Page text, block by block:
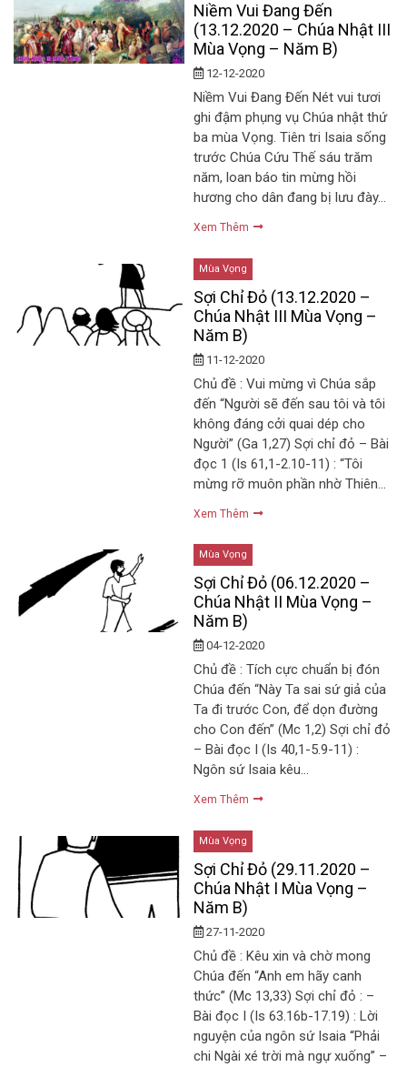
Niềm Vui Đang Đến
(13.12.2020 – Chúa Nhật III
Mùa Vọng – Năm B)
12-12-2020
Niềm Vui Đang Đến Nét vui tươi
ghi đậm phụng vụ Chúa nhật thứ
ba mùa Vọng. Tiên tri Isaia sống
trước Chúa Cứu Thế sáu trăm
năm, loan báo tin mừng hồi
hương cho dân đang bị lưu đày…
Xem Thêm
Mùa Vọng
Sợi Chỉ Đỏ (13.12.2020 –
Chúa Nhật III Mùa Vọng –
Năm B)
11-12-2020
Chủ đề : Vui mừng vì Chúa sắp
đến “Người sẽ đến sau tôi và tôi
không đáng cởi quai dép cho
Người” (Ga 1,27) Sợi chỉ đỏ – Bài
đọc 1 (Is 61,1-2.10-11) : “Tôi
mừng rỡ muôn phần nhờ Thiên…
Xem Thêm
Mùa Vọng
Sợi Chỉ Đỏ (06.12.2020 –
Chúa Nhật II Mùa Vọng –
Năm B)
04-12-2020
Chủ đề : Tích cực chuẩn bị đón
Chúa đến “Này Ta sai sứ giả của
Ta đi trước Con, để dọn đường
cho Con đến” (Mc 1,2) Sợi chỉ đỏ
– Bài đọc I (Is 40,1-5.9-11) :
Ngôn sứ Isaia kêu…
Xem Thêm
Mùa Vọng
Sợi Chỉ Đỏ (29.11.2020 –
Chúa Nhật I Mùa Vọng –
Năm B)
27-11-2020
Chủ đề : Kêu xin và chờ mong
Chúa đến “Anh em hãy canh
thức” (Mc 13,33) Sợi chỉ đỏ : –
Bài đọc I (Is 63.16b-17.19) : Lời
nguyện của ngôn sứ Isaia “Phải
chi Ngài xé trời mà ngự xuống” –